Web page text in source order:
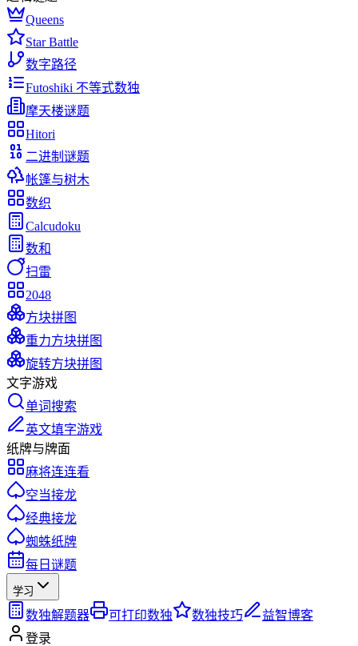
Queens
Star Battle
数字路径
Futoshiki 不等式数独
摩天楼谜题
Hitori
二进制谜题
帐篷与树木
数织
Calcudoku
数和
扫雷
2048
方块拼图
重力方块拼图
旋转方块拼图
文字游戏
单词搜索
英文填字游戏
纸牌与牌面
麻将连连看
空当接龙
经典接龙
蜘蛛纸牌
每日谜题
学习
数独解题器 可打印数独 数独技巧
益智博客
登录